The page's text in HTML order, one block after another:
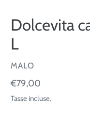
Dolcevita
L
VENDITORE
MALO
Prezzo
di
€79,00
Tasse incluse.